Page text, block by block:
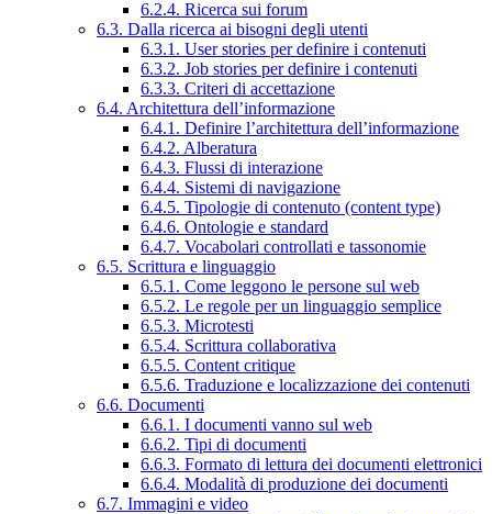
6.2.4. Ricerca sui forum
6.3. Dalla ricerca ai bisogni degli utenti
6.3.1. User stories per definire i contenuti
6.3.2. Job stories per definire i contenuti
6.3.3. Criteri di accettazione
6.4. Architettura dell’informazione
6.4.1. Definire l’architettura dell’informazione
6.4.2. Alberatura
6.4.3. Flussi di interazione
6.4.4. Sistemi di navigazione
6.4.5. Tipologie di contenuto (content type)
6.4.6. Ontologie e standard
6.4.7. Vocabolari controllati e tassonomie
6.5. Scrittura e linguaggio
6.5.1. Come leggono le persone sul web
6.5.2. Le regole per un linguaggio semplice
6.5.3. Microtesti
6.5.4. Scrittura collaborativa
6.5.5. Content critique
6.5.6. Traduzione e localizzazione dei contenuti
6.6. Documenti
6.6.1. I documenti vanno sul web
6.6.2. Tipi di documenti
6.6.3. Formato di lettura dei documenti elettronici
6.6.4. Modalità di produzione dei documenti
6.7. Immagini e video